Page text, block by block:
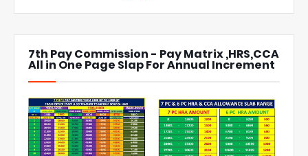
7th Pay Commission - Pay Matrix ,HRS,CCA
All in One Page Slap For Annual Increment